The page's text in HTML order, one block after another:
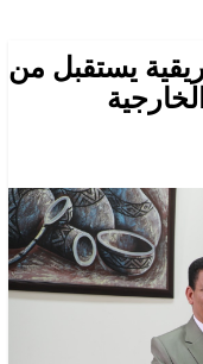
يستقبل من